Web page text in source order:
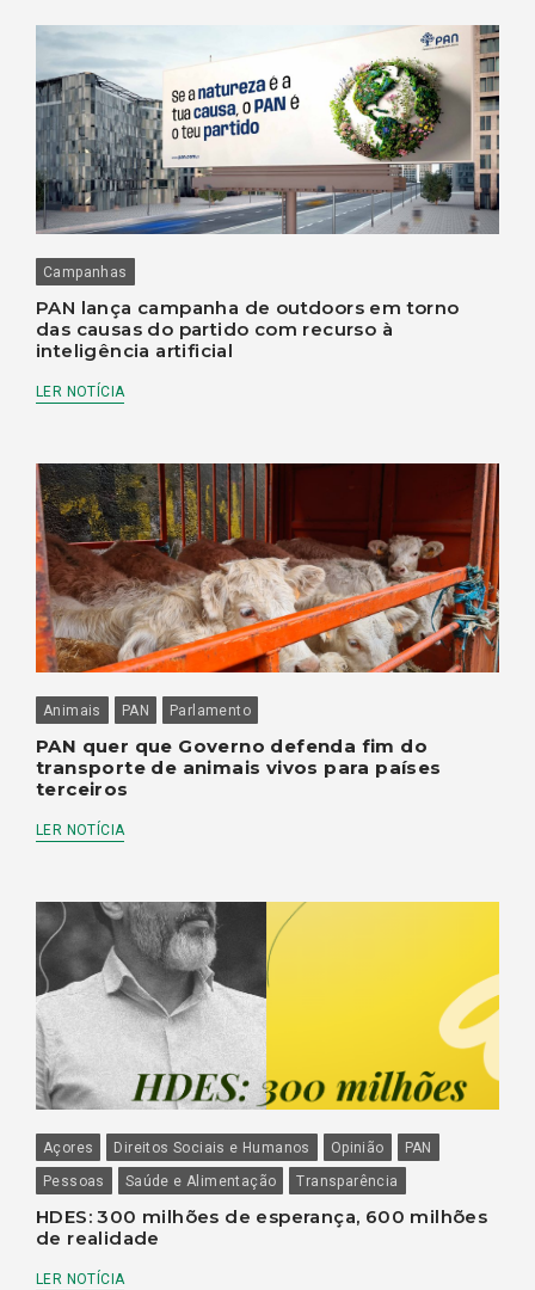
Campanhas
PAN lança campanha de outdoors em torno
das causas do partido com recurso à
inteligência artificial
LER NOTÍCIA
Animais PAN Parlamento
PAN quer que Governo defenda fim do
transporte de animais vivos para países
terceiros
LER NOTÍCIA
Açores Direitos Sociais e Humanos Opinião
PAN
Pessoas
Saúde e Alimentação Transparência
HDES: 300 milhões de esperança, 600 milhões
de realidade
LER NOTÍCIA